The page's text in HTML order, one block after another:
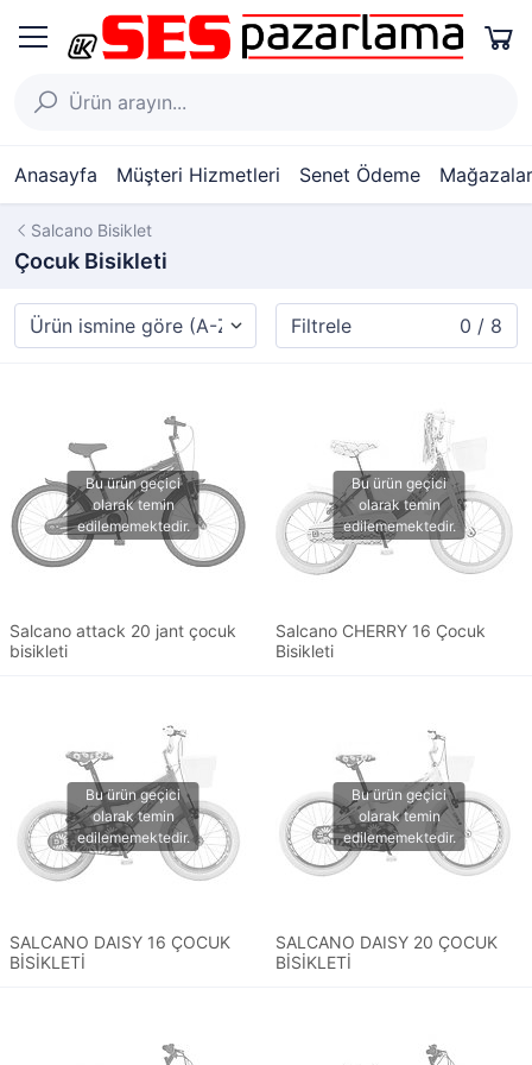
Anasayfa Müşteri Hizmetleri Senet Ödeme
Salcano Bisiklet
Çocuk Bisikleti
Filtrele 0 / 8
Salcano attack 20 jant çocuk
bisikleti
Salcano CHERRY 16 Çocuk
Bisikleti
SALCANO DAISY 16 ÇOCUK
BİSİKLETİ
SALCANO DAISY 20 ÇOCUK
BİSİKLETİ